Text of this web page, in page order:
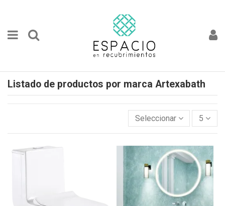
Listado de productos por marca Artexabath
Seleccionar 5